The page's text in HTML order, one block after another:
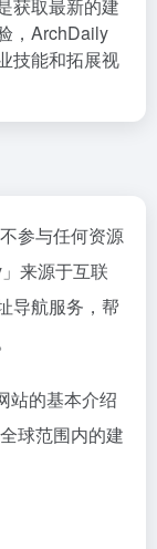
获取最新的建
，ArchDaily
技能和拓展视
参与任何资源
来源于互联
导航服务，帮
站的基本介绍
球范围内的建